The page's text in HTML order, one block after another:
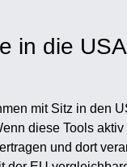
in die
mit Sitz in den
diese Tools
und dort